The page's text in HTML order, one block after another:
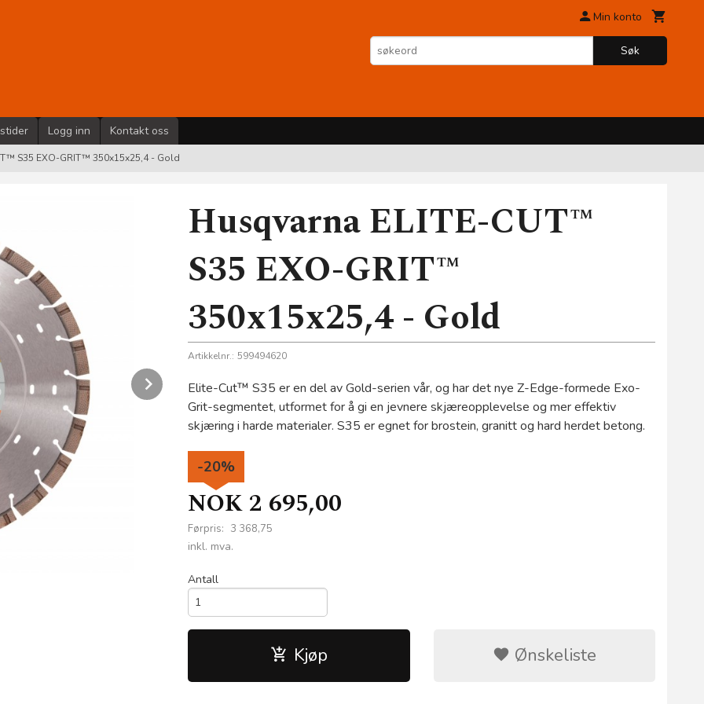
Min konto
Søk
Logg inn Kontakt oss
S35 EXO-GRIT™ 350x15x25,4 - Gold
Next
Husqvarna ELITE-CUT™
S35 EXO-GRIT™
350x15x25,4 - Gold
Artikkelnr.: 599494620
Elite-Cut™ S35 er en del av Gold-serien vår, og har det nye Z-Edge-formede Exo-
Grit-segmentet, utformet for å gi en jevnere skjæreopplevelse og mer effektiv
skjæring i harde materialer. S35 er egnet for brostein, granitt og hard herdet betong.
NOK2 695,00
Førpris: 3 368,75
Rabatt
-20%
inkl. mva.
Antall
Kjøp Ønskeliste